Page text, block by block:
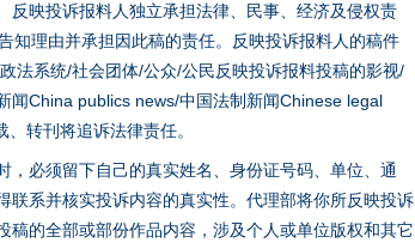
反映投诉报料人独立承担法律、民事、经济及侵权责
知理由并承担因此稿的责任。反映投诉报料人的稿件
法系统/社会团体/公众/公民反映投诉报料投稿的影视/
闻China publics news/中国法制新闻Chinese legal
转刊将追诉法律责任。
必须留下自己的真实姓名、身份证号码、单位、通
系并核实投诉内容的真实性。代理部将你所反映投诉
的全部或部份作品内容，涉及个人或单位版权和其它